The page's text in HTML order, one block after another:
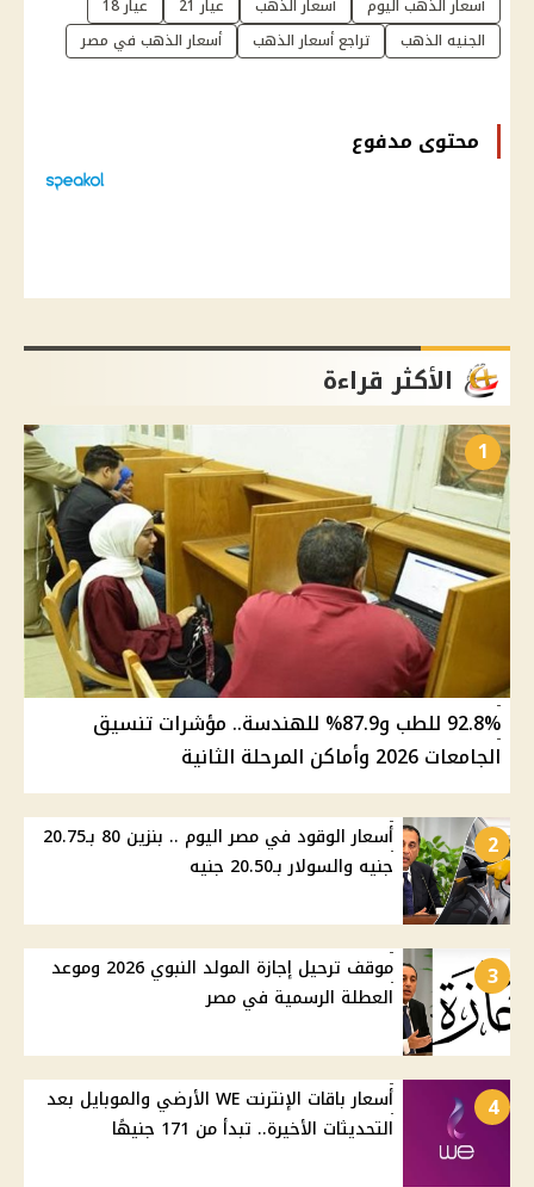
أسعار الذهب اليوم أسعار الذهب عيار 21
عيار 18
الجنيه الذهب
تراجع أسعار الذهب أسعار الذهب في مصر
محتوى مدفوع
الأكثر قراءة
1
92.8% للطب و87.9% للهندسة.. مؤشرات تنسيق
الجامعات 2026 وأماكن المرحلة الثانية
2
أسعار الوقود في مصر اليوم .. بنزين 80 بـ20.75
جنيه والسولار بـ20.50 جنيه
3
موقف ترحيل إجازة المولد النبوي 2026 وموعد
العطلة الرسمية في مصر
4
أسعار باقات الإنترنت WE الأرضي والموبايل بعد
التحديثات الأخيرة.. تبدأ من 171 جنيهًا